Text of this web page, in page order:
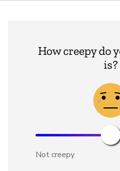
How creepy do
is?
Not creepy